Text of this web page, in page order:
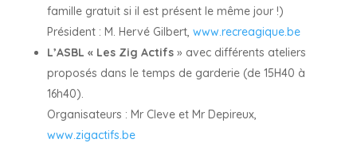
famille gratuit si il est présent le même jour !)
Président : M. Hervé Gilbert, www.recreagique.be
L’ASBL « Les Zig Actifs» avec différents ateliers
proposés dans le temps de garderie (de 15H40 à
16h40).
Organisateurs : Mr Cleve et Mr Depireux,
www.zigactifs.be